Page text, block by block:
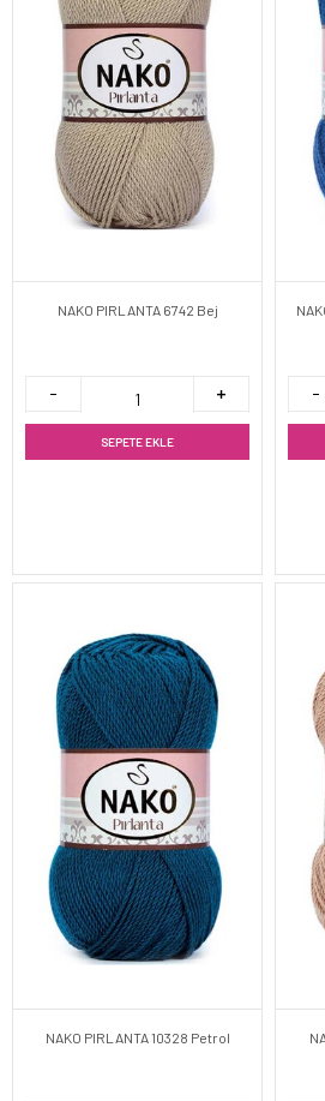
NAKO PIRLANTA 6742 Bej
SEPETE EKLE
NAKO PIRLANTA 10328 Petrol